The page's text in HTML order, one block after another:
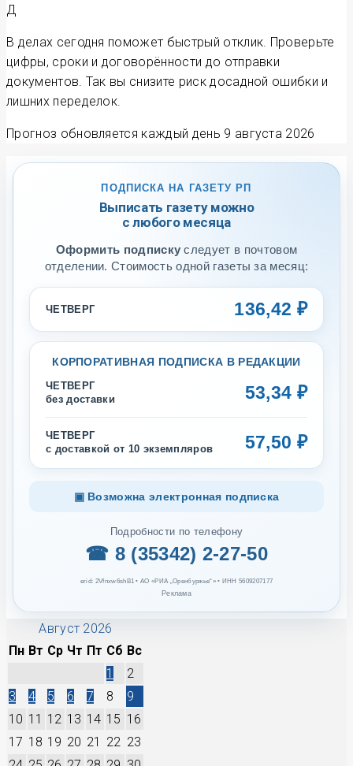
Д
В делах сегодня поможет быстрый отклик. Проверьте
цифры, сроки и договорённости до отправки
документов. Так вы снизите риск досадной ошибки и
лишних переделок.
Прогноз обновляется каждый день 9 августа 2026
ПОДПИСКА НА ГАЗЕТУ РП
Выписать газету можно
с любого месяца
Оформить подписку следует в почтовом
отделении. Стоимость одной газеты за месяц:
ЧЕТВЕРГ 136,42 ₽
КОРПОРАТИВНАЯ ПОДПИСКА В РЕДАКЦИИ
ЧЕТВЕРГ
без доставки
53,34 ₽
ЧЕТВЕРГ
с доставкой от 10 экземпляров
57,50 ₽
▣ Возможна электронная подписка
Подробности по телефону
☎ 8 (35342) 2-27-50
erid: 2Vfnxw6shB1 • АО «РИА „Оренбуржье“» • ИНН 5609207177
Реклама
Август 2026
Пн Вт Ср Чт Пт Сб Вс
1
2
3
4 5 6 7 8
9
10 11 12 13 14 15 16
17 18 19 20 21 22 23